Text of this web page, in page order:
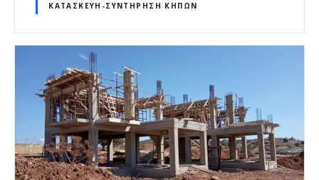
ΚΑΤΑΣΚΕΥΉ-ΣΥΝΤΉΡΗΣΗ ΚΉΠΩΝ